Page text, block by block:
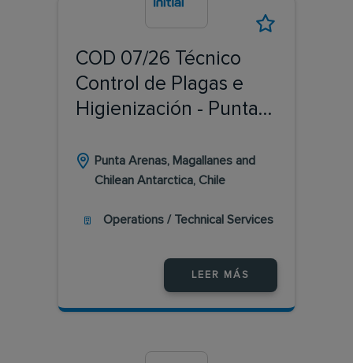
COD 07/26 Técnico
Control de Plagas e
Higienización - Punta
Punta Arenas, Magallanes and
Chilean Antarctica, Chile
Operations / Technical Services
LEER MÁS